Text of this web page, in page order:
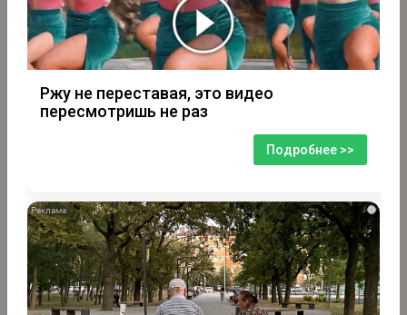
Ржу не переставая, это видео
пересмотришь не раз
Подробнее >>
i